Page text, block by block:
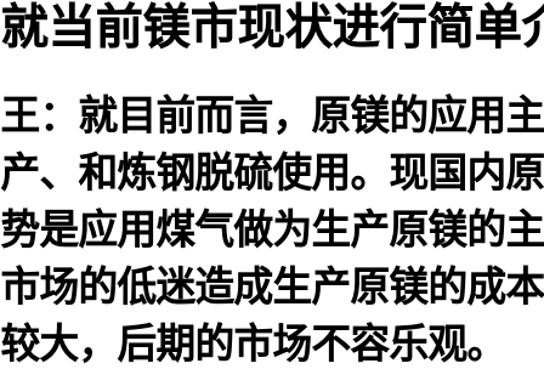
就当前镁市现状进行简单
王：就目前而言，原镁的应用
产、和炼钢脱硫使用。现国内
势是应用煤气做为生产原镁的
市场的低迷造成生产原镁的成
较大，后期的市场不容乐观。